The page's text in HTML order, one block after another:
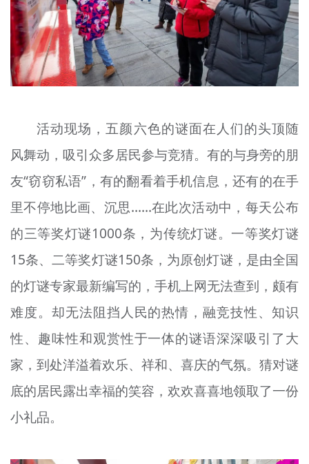
资料库
+
活动现场，五颜六色的谜面在人们的头顶随
风舞动，吸引众多居民参与竞猜。有的与身旁的朋
友“窃窃私语”，有的翻看着手机信息，还有的在手
里不停地比画、沉思……在此次活动中，每天公布
的三等奖灯谜1000条，为传统灯谜。一等奖灯谜
15条、二等奖灯谜150条，为原创灯谜，是由全国
的灯谜专家最新编写的，手机上网无法查到，颇有
难度。却无法阻挡人民的热情，融竞技性、知识
性、趣味性和观赏性于一体的谜语深深吸引了大
家，到处洋溢着欢乐、祥和、喜庆的气氛。猜对谜
底的居民露出幸福的笑容，欢欢喜喜地领取了一份
小礼品。